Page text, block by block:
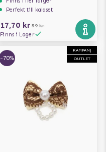
Perfekt till kalaset
17,70 kr 59 kr
Finns i Lager
KAMPANJ
OUTLET
-70%